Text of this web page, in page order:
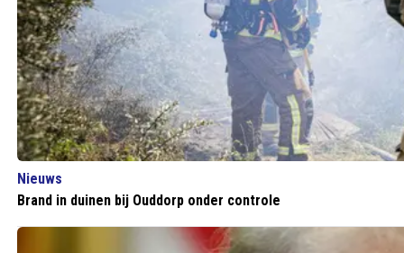
Nieuws
Brand in duinen bij Ouddorp onder controle